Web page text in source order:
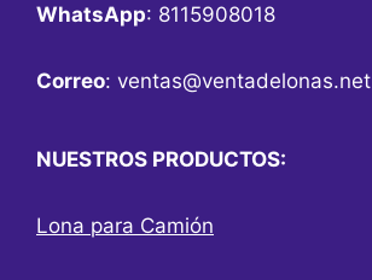
WhatsApp: 8115908018
Correo: ventas@ventadelonas.net
NUESTROS PRODUCTOS:
Lona para Camión